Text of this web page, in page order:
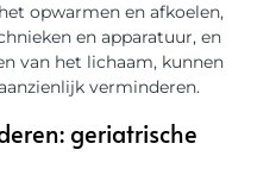
opwarmen en afkoelen,
en apparatuur, en
van het lichaam, kunnen
verminderen.
geriatrische